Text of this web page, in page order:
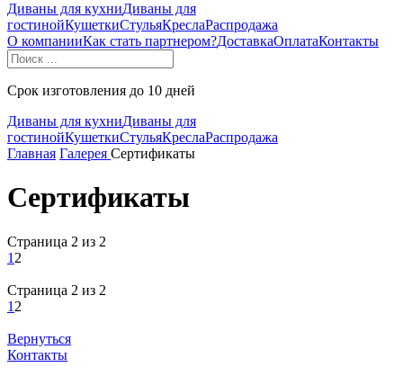
Диваны для кухниДиваны для
гостинойКушеткиСтульяКреслаРаспродажа
О компанииКак стать партнером?ДоставкаОплатаКонтакты
Срок изготовления до 10 дней
Диваны для кухниДиваны для
гостинойКушеткиСтульяКреслаРаспродажа
Главная Галерея Сертификаты
Сертификаты
Страница 2 из 2
1 2
Страница 2 из 2
1 2
Вернуться
Контакты